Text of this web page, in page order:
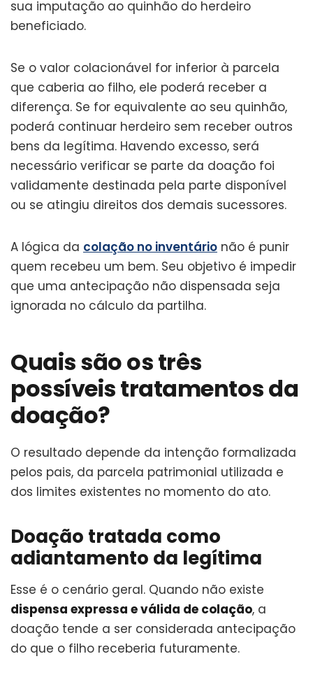
sua imputação ao quinhão do herdeiro
beneficiado.
Se o valor colacionável for inferior à parcela
que caberia ao filho, ele poderá receber a
diferença. Se for equivalente ao seu quinhão,
poderá continuar herdeiro sem receber outros
bens da legítima. Havendo excesso, será
necessário verificar se parte da doação foi
validamente destinada pela parte disponível
ou se atingiu direitos dos demais sucessores.
A lógica da colação no inventário não é punir
quem recebeu um bem. Seu objetivo é impedir
que uma antecipação não dispensada seja
ignorada no cálculo da partilha.
Quais são os três
possíveis tratamentos da
doação?
O resultado depende da intenção formalizada
pelos pais, da parcela patrimonial utilizada e
dos limites existentes no momento do ato.
Doação tratada como
adiantamento da legítima
Esse é o cenário geral. Quando não existe
dispensa expressa e válida de colação, a
doação tende a ser considerada antecipação
do que o filho receberia futuramente.